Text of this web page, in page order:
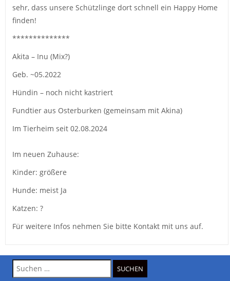
sehr, dass unsere Schützlinge dort schnell ein Happy Home
finden!
**************
Akita – Inu (Mix?)
Geb. ~05.2022
Hündin – noch nicht kastriert
Fundtier aus Osterburken (gemeinsam mit Akina)
Im Tierheim seit 02.08.2024
Im neuen Zuhause:
Kinder: größere
Hunde: meist Ja
Katzen: ?
Für weitere Infos nehmen Sie bitte Kontakt mit uns auf.
Suche
nach: